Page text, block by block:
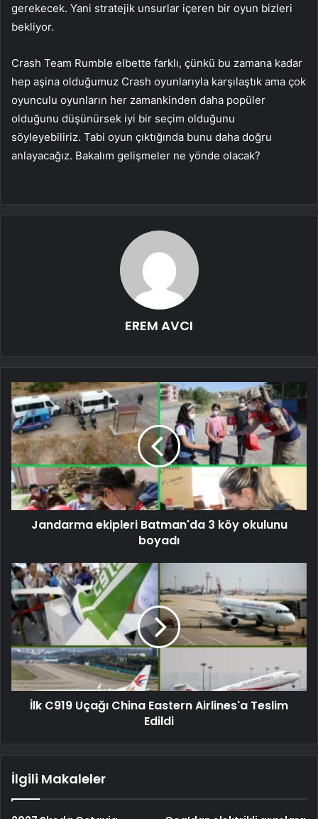
gerekecek. Yani stratejik unsurlar içeren bir oyun bizleri
bekliyor.
Crash Team Rumble elbette farklı, çünkü bu zamana kadar
hep aşina olduğumuz Crash oyunlarıyla karşılaştık ama çok
oyunculu oyunların her zamankinden daha popüler
olduğunu düşünürsek iyi bir seçim olduğunu
söyleyebiliriz. Tabi oyun çıktığında bunu daha doğru
anlayacağız. Bakalım gelişmeler ne yönde olacak?
EREM AVCI
Jandarma ekipleri Batman'da 3 köy okulunu
boyadı
İlk C919 Uçağı China Eastern Airlines'a Teslim
Edildi
İlgili Makaleler